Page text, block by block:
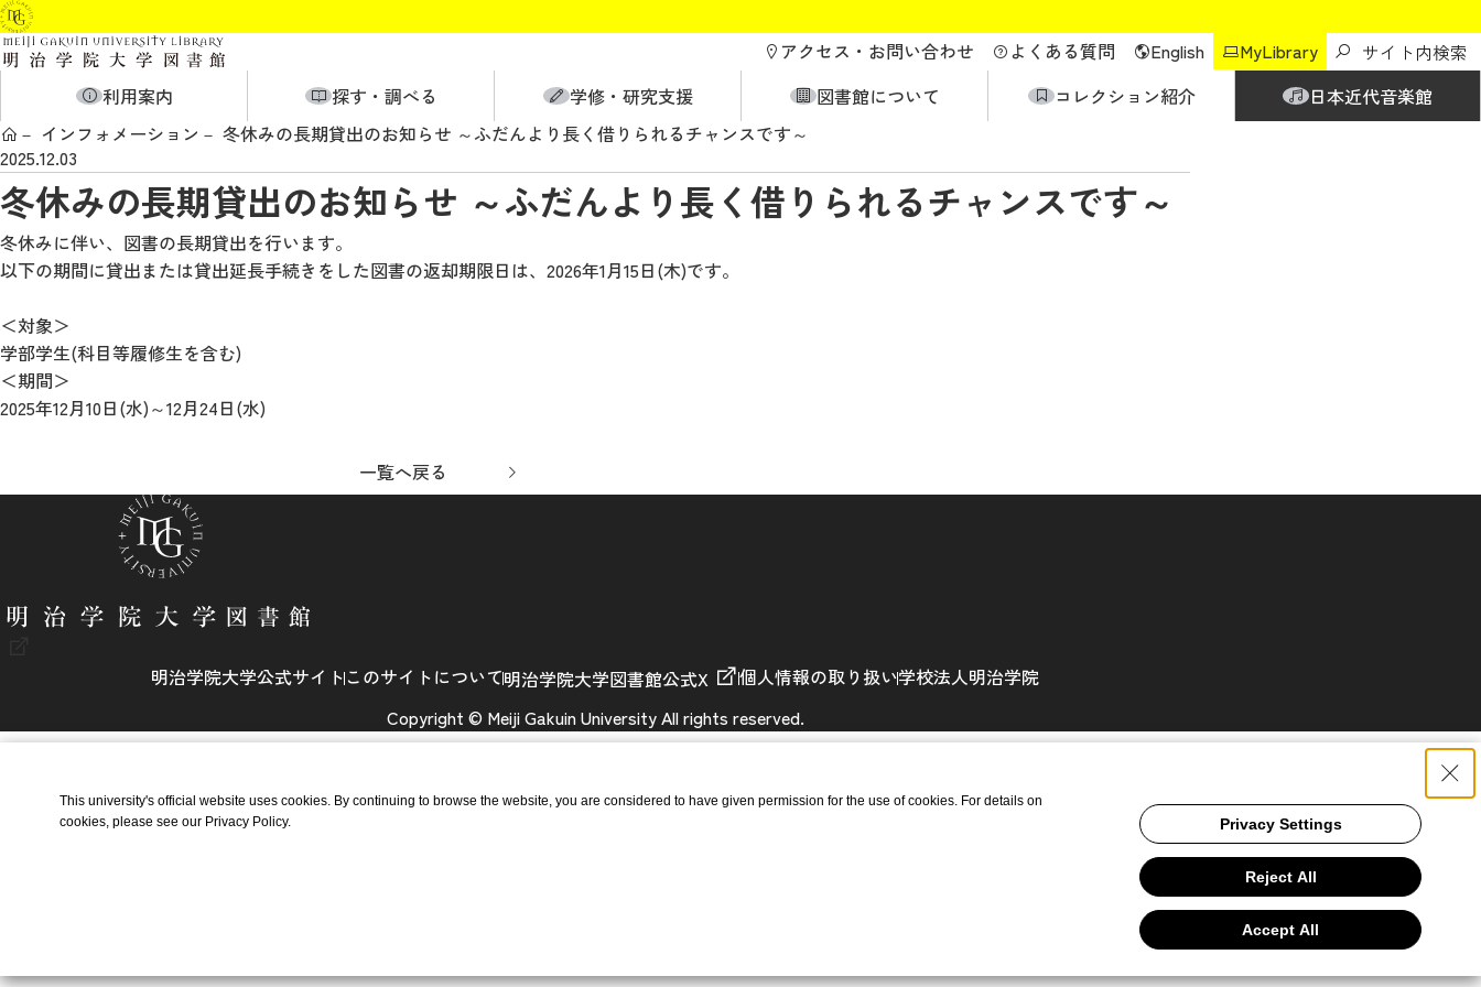
アクセス・ お問い合わせ よくある質問 English
MyLibrary
利用案内
探す・調べる 学修・研究支援 図書館について コレクション紹介
日本近代音楽館
インフォメーション
冬休みの長期貸出のお知らせ ～ふだんより長く借りられるチャンスです～
2025.12.03
冬休みの長期貸出のお知らせ ～ふだんより長く借りられるチャンスです～
冬休みに伴い、図書の長期貸出を行います。
以下の期間に貸出または貸出延長手続きをした図書の返却期限日は、2026年1月15日(木)です。
＜対象＞
学部学生(科目等履修生を含む)
＜期間＞
2025年12月10日(水)～12月24日(水)
一覧へ戻る
明治学院大学公式サイトこのサイトについて明治学院大学図書館公式X 個人情報の取り扱い学校法人明治学院
Copyright © Meiji Gakuin University All rights reserved.
This university's official website uses cookies. By continuing to browse the website, you are considered to have given permission for the use of cookies. For details on
cookies, please see our Privacy Policy.
Privacy Settings
Reject All
Accept All